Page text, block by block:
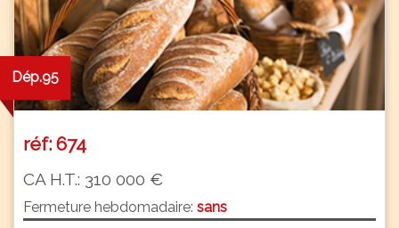
Dép.95
réf: 674
CA H.T.: 310 000 €
Fermeture hebdomadaire: sans